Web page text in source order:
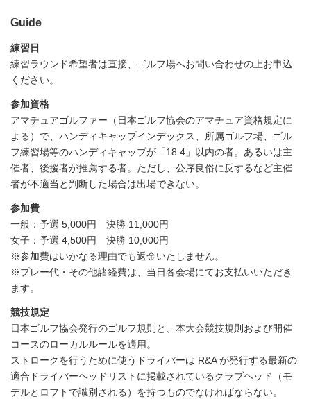
Guide
練習日
練習ラウンド希望者は直接、ゴルフ場へお問い合わせの上お申込
ください。
参加資格
アマチュアゴルファー（日本ゴルフ協会のアマチュア資格規定に
よる）で、ハンディキャップインデックス、所属ゴルフ場、ゴル
フ練習場等のハンディキャップが「18.4」以内の者。あるいは主
催者、後援者が推薦する者。ただし、公序良俗に反するなど主催
者が不適当と判断した場合は出場できない。
参加費
一般：予選 5,000円 決勝 11,000円
女子：予選 4,500円 決勝 10,000円
※参加費はいかなる理由でも返金いたしません。
※プレー代・その他諸経費は、当日各会場にてお支払いいただき
ます。
競技規定
日本ゴルフ協会発行のゴルフ規則と、本大会競技規則および開催
コースのローカルルールを適用。
ストロークを行うために使うドライバーは R&A が発行する最新の
適合ドライバーヘッドリストに掲載されているクラブヘッド（モ
デルとロフトで識別される）を持つものでなければならない。